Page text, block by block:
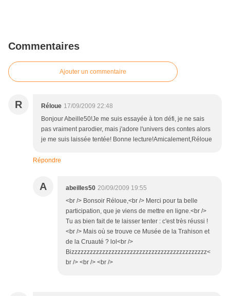
Commentaires
Ajouter un commentaire
R Réloue 17/09/2009 22:48
Bonjour Abeille50!Je me suis essayée à ton défi, je ne sais
pas vraiment parodier, mais j'adore l'univers des contes alors
je me suis laissée tentée! Bonne lecture!Amicalement,Réloue
Répondre
A abeilles50 20/09/2009 19:55
<br /> Bonsoir Réloue,<br /> Merci pour ta belle
participation, que je viens de mettre en ligne.<br />
Tu as bien fait de te laisser tenter : c'est très réussi !
<br /> Mais où se trouve ce Musée de la Trahison et
de la Cruauté ? lol<br />
Bizzzzzzzzzzzzzzzzzzzzzzzzzzzzzzzzzzzzzzzzzzzz<
br /> <br /> <br />